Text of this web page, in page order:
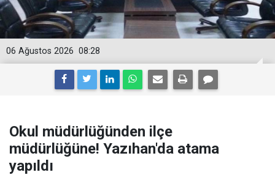
08:28
06 Ağustos 2026
Okul müdürlüğünden ilçe
müdürlüğüne! Yazıhan'da atama
yapıldı